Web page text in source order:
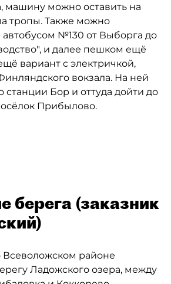
машину можно оставить на
тропы. Также можно
автобусом №130 от Выборга до
и далее пешком ещё
вариант с электричкой,
вокзала. На ней
станции Бор и оттуда дойти до
Прибылово.
берега (заказник
Всеволожском районе
Ладожского озера, между